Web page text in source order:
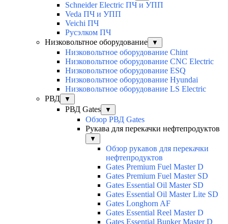
Schneider Electric ПЧ и УПП
Veda ПЧ и УПП
Veichi ПЧ
Русэлком ПЧ
Низковольтное оборудование
▼
Низковольтное оборудование Chint
Низковольтное оборудование CNC Electric
Низковольтное оборудование ESQ
Низковольтное оборудование Hyundai
Низковольтное оборудование LS Electric
РВД
▼
РВД Gates ▼
Обзор РВД Gates
Рукава для перекачки нефтепродуктов
▼
Обзор рукавов для перекачки
нефтепродуктов
Gates Premium Fuel Master D
Gates Premium Fuel Master SD
Gates Essential Oil Master SD
Gates Essential Oil Master Lite SD
Gates Longhorn AF
Gates Essential Reel Master D
Gates Essential Bunker Master D